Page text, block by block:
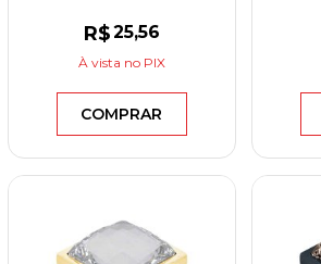
R$25,56
À vista no PIX
COMPRAR